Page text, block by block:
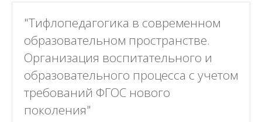
"Тифлопедагогика в современном
образовательном пространстве.
Организация воспитательного и
образовательного процесса с учетом
требований ФГОС нового
поколения"